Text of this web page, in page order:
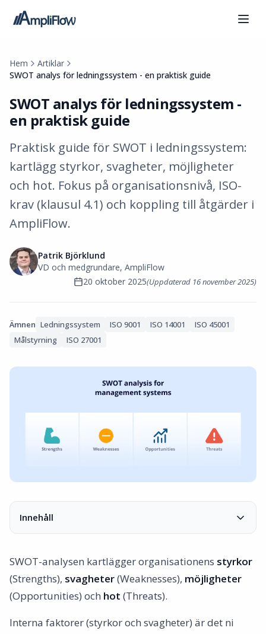
Hem
Artiklar
SWOT analys för ledningssystem - en praktisk guide
SWOT analys för ledningssystem -
en praktisk guide
Praktisk guide för SWOT i ledningssystem:
kartlägg styrkor, svagheter, möjligheter
och hot. Fokus på organisationsnivå, ISO-
krav (klausul 4.1) och koppling till åtgärder i
AmpliFlow.
Patrik Björklund
VD och medgrundare, AmpliFlow
20 oktober 2025(Uppdaterad 16 november 2025)
Ämnen Ledningssystem ISO 9001 ISO 14001
ISO 45001
Målstyrning
ISO 27001
Innehåll
SWOT uppfyller ISO-krav på omvärldsanalys
ISO Maxi kunder
Steg 1: Fyll i “Styrkor & Svagheter” (Lista 1)
Exempel på poster i Lista 1:
Exempel på poster i Lista 2:
SWOT-analysen kartlägger organisationens styrkor
(Strengths), svagheter(Weaknesses), möjligheter
(Opportunities) och hot (Threats).
Interna faktorer (styrkor och svagheter) är det ni